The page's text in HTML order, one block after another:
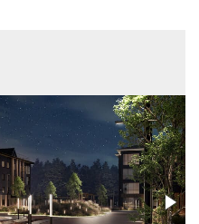
ЗАПАД (ПСК Дом